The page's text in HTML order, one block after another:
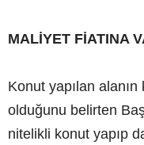
MALİYET FİATINA
Konut yapılan
olduğunu belirten
nitelikli konut yapıp